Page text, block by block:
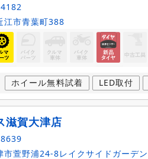
江市青葉町388
ホイール無料試着 LED取付
滋賀大津店
市萱野浦24-8レイクサイドガーデン